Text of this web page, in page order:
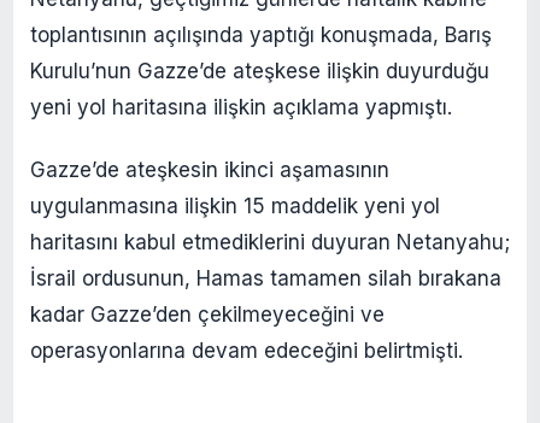
toplantısının açılışında yaptığı konuşmada, Barış
Kurulu’nun Gazze’de ateşkese ilişkin duyurduğu
yeni yol haritasına ilişkin açıklama yapmıştı.
Gazze’de ateşkesin ikinci aşamasının
uygulanmasına ilişkin 15 maddelik yeni yol
haritasını kabul etmediklerini duyuran Netanyahu;
İsrail ordusunun, Hamas tamamen silah bırakana
kadar Gazze’den çekilmeyeceğini ve
operasyonlarına devam edeceğini belirtmişti.